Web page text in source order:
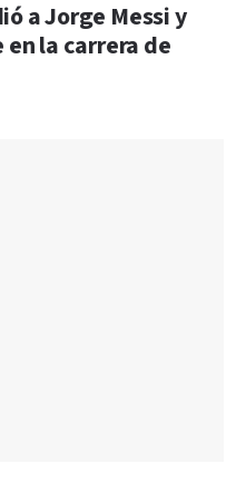
a Jorge Messi y
la carrera de